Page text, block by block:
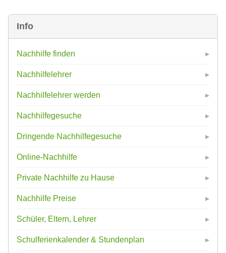
Info
Nachhilfe finden
Nachhilfelehrer
Nachhilfelehrer werden
Nachhilfegesuche
Dringende Nachhilfegesuche
Online-Nachhilfe
Private Nachhilfe zu Hause
Nachhilfe Preise
Schüler, Eltern, Lehrer
Schulferienkalender & Stundenplan